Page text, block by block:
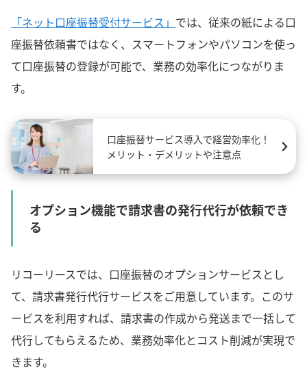
「ネット口座振替受付サービス」 では、従来の紙による口
座振替依頼書ではなく、スマートフォンやパソコンを使っ
て口座振替の登録が可能で、業務の効率化につながりま
す。
口座振替サービス導入で経営効率化！
メリット・デメリットや注意点
オプション機能で請求書の発行代行が依頼でき
る
リコーリースでは、口座振替のオプションサービスとし
て、請求書発行代行サービスをご用意しています。このサ
ービスを利用すれば、請求書の作成から発送まで一括して
代行してもらえるため、業務効率化とコスト削減が実現で
きます。